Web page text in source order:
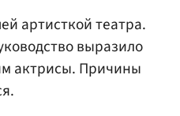
артисткой театра.
выразило
актрисы. Причины